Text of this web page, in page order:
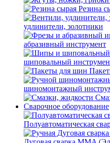
Резина
удлинители, золотники
абразивный инструмент
шиповальный
шиномонтажный
Сварочное оборудование
Полуавтоматическая